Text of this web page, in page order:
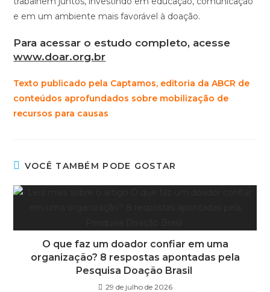
e em um ambiente mais favorável à doação.
Para acessar o estudo completo, acesse
www.doar.org.br
Texto publicado pela Captamos, editoria da ABCR de
conteúdos aprofundados sobre mobilização de
recursos para causas
VOCÊ TAMBÉM PODE GOSTAR
O que faz um doador confiar em uma
organização? 8 respostas apontadas pela
Pesquisa Doação Brasil
29 de julho de 2026